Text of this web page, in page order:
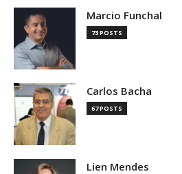
Marcio Funchal
73 POSTS
Carlos Bacha
67 POSTS
Lien Mendes